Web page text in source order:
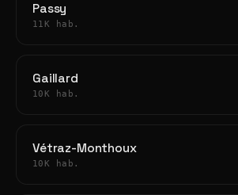
Passy
11K hab.
Gaillard
10K hab.
Vétraz-Monthoux
10K hab.